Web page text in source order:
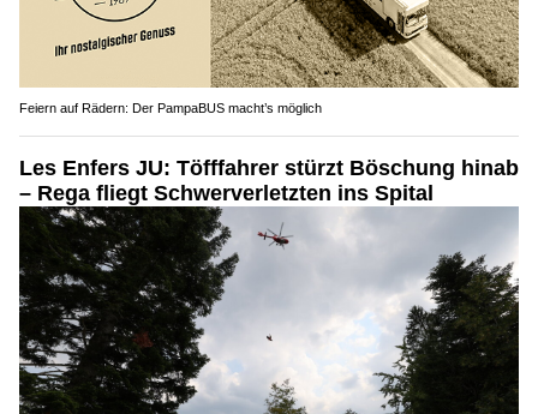
Feiern auf Rädern: Der PampaBUS macht’s möglich
Les Enfers JU: Töfffahrer stürzt Böschung hinab
– Rega fliegt Schwerverletzten ins Spital